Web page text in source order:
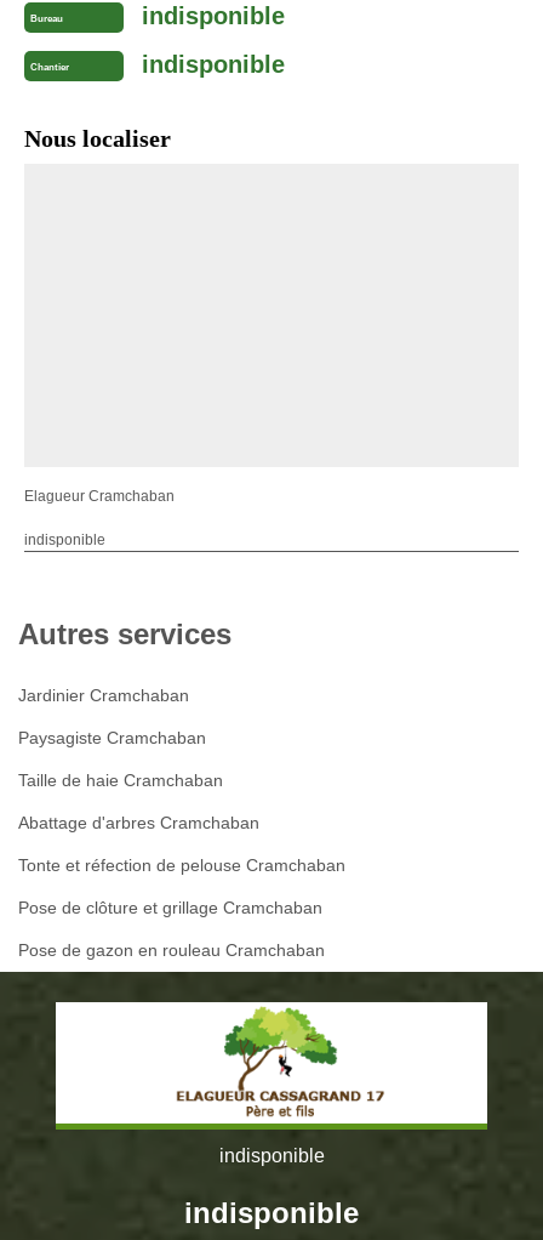
Bureau indisponible
Chantier indisponible
Nous localiser
Elagueur Cramchaban
indisponible
Autres services
Jardinier Cramchaban
Paysagiste Cramchaban
Taille de haie Cramchaban
Abattage d'arbres Cramchaban
Tonte et réfection de pelouse Cramchaban
Pose de clôture et grillage Cramchaban
Pose de gazon en rouleau Cramchaban
indisponible
indisponible